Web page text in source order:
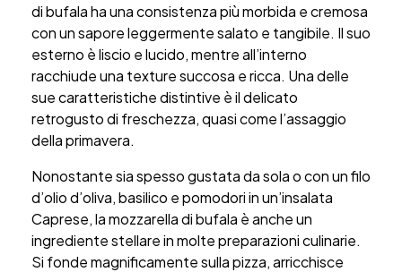
di bufala ha una consistenza più morbida e cremosa
con un sapore leggermente salato e tangibile. Il suo
esterno è liscio e lucido, mentre all’interno
racchiude una texture succosa e ricca. Una delle
sue caratteristiche distintive è il delicato
retrogusto di freschezza, quasi come l’assaggio
della primavera.
Nonostante sia spesso gustata da sola o con un filo
d’olio d’oliva, basilico e pomodori in un’insalata
Caprese, la mozzarella di bufala è anche un
ingrediente stellare in molte preparazioni culinarie.
Si fonde magnificamente sulla pizza, arricchisce